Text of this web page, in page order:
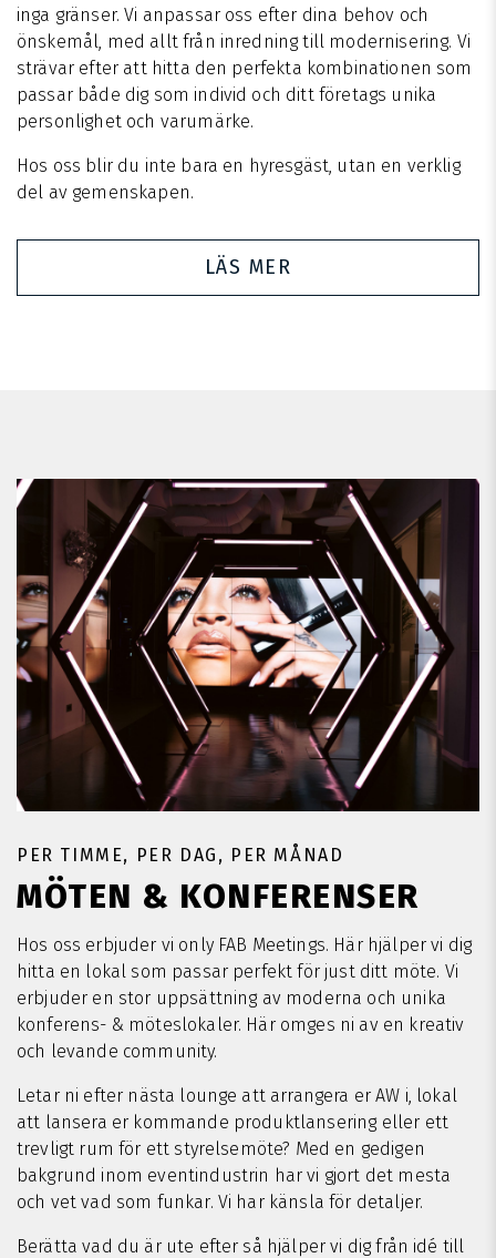
inga gränser. Vi anpassar oss efter dina behov och
önskemål, med allt från inredning till modernisering. Vi
strävar efter att hitta den perfekta kombinationen som
passar både dig som individ och ditt företags unika
personlighet och varumärke.
Hos oss blir du inte bara en hyresgäst, utan en verklig
del av gemenskapen.
LÄS MER
PER TIMME, PER DAG, PER MÅNAD
MÖTEN & KONFERENSER
Hos oss erbjuder vi only FAB Meetings. Här hjälper vi dig
hitta en lokal som passar perfekt för just ditt möte. Vi
erbjuder en stor uppsättning av moderna och unika
konferens- & möteslokaler. Här omges ni av en kreativ
och levande community.
Letar ni efter nästa lounge att arrangera er AW i, lokal
att lansera er kommande produktlansering eller ett
trevligt rum för ett styrelsemöte? Med en gedigen
bakgrund inom eventindustrin har vi gjort det mesta
och vet vad som funkar. Vi har känsla för detaljer.
Berätta vad du är ute efter så hjälper vi dig från idé till